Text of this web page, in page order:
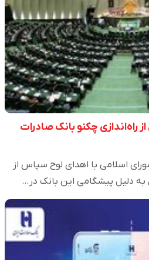
راه‌اندازی چکنو بانک صادرات
اسلامی با اهدای لوح سپاس از
به دلیل پیشگامی این بانک در…